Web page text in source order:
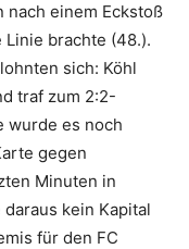
einem Eckstoß
brachte (48.).
sich: Köhl
traf zum 2:2-
wurde es noch
gegen
Minuten in
kein Kapital
für den FC